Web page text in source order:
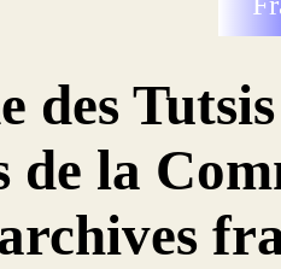
des
de la